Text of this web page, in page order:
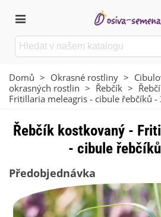
Domů > Okrasné rostliny >
okrasných rostlin > Řebčík >
Fritillaria meleagris - cibule řebčíků -
Řebčík kostkovaný -
- cibule
Předobjednávka